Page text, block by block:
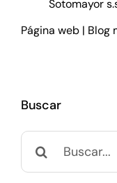
Sotomayor
Página web| Blog
Buscar
Buscar: